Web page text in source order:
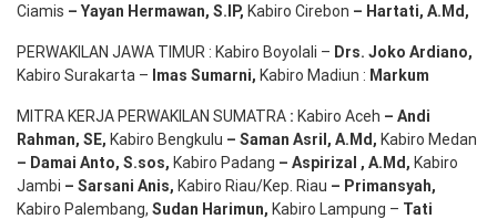
Ciamis – Yayan Hermawan, S.IP, Kabiro Cirebon – Hartati, A.Md ,
PERWAKILAN JAWA TIMUR : Kabiro Boyolali – Drs. Joko Ardiano,
Kabiro Surakarta – Imas Sumarni, Kabiro Madiun : Markum
MITRA KERJA PERWAKILAN SUMATRA : Kabiro Aceh – Andi
Rahman, SE, Kabiro Bengkulu – Saman Asril , A.Md , Kabiro Medan
– Damai Anto, S.sos, Kabiro Padang – Aspirizal , A.Md , Kabiro
Jambi – Sarsani Anis, Kabiro Riau/Kep. Riau – Primansyah,
Kabiro Palembang, Sudan Harimun, Kabiro Lampung – Tati